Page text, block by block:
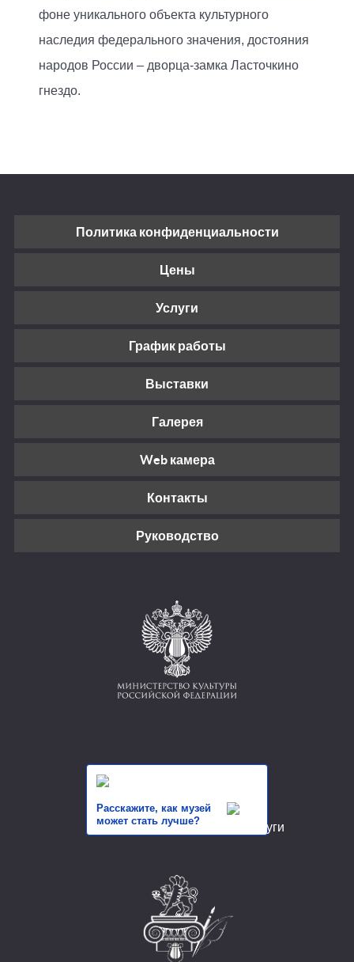
фоне уникального объекта культурного
наследия федерального значения, достояния
народов России – дворца-замка Ласточкино
гнездо.
Политика конфиденциальности
Цены
Услуги
График работы
Выставки
Галерея
Web камера
Контакты
Руководство
Расскажите, как музей
может стать лучше?